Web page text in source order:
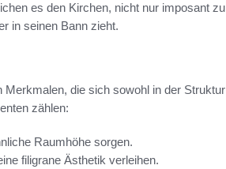
es den Kirchen, nicht nur imposant zu
in seinen Bann zieht.
die sich sowohl in der Struktur
zählen:
Raumhöhe sorgen.
filigrane Ästhetik verleihen.